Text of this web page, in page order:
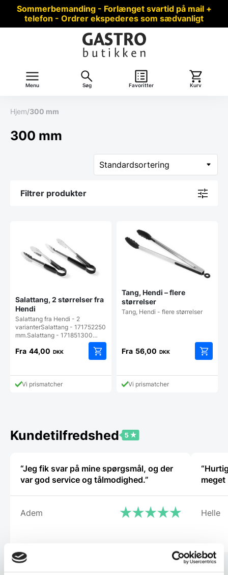
Sommerbemanding - Forlænget svartid på mail +
telefon - Ordrer ekspederes som sædvanligt
Menu Søg Favoritter Kurv
Hjem/300 mm
300 mm
Filtrer produkter
Salattang, 2 størrelser fra
Hendi
Salattang fra Hendi - 2
varianterSalattang - 171752250
mm.Salattang - 171851300…
Fra 44,00 DKK
vare
vælges
på
Vi prismatcher
Tang, Hendi – flere
størrelser
Tang, Hendi - flere størrelser
Fra 56,00 DKK
vare
Vi prismatcher
Kundetilfredshed
“Jeg fik svar på mine spørgsmål, og der
var god service og tålmodighed.”
Adem Helle